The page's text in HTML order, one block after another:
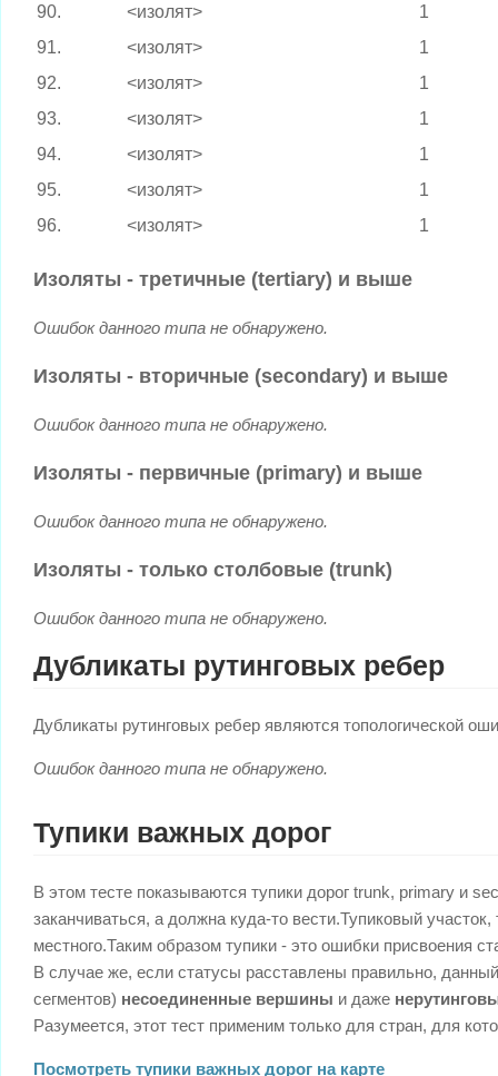
90.
<изолят>
1
91.
<изолят>
1
92.
<изолят>
1
93.
<изолят>
1
94.
<изолят>
1
95.
<изолят>
1
96.
<изолят> 1
Изоляты - третичные (tertiary) и выше
Ошибок данного типа не обнаружено.
Изоляты - вторичные (secondary) и выше
Ошибок данного типа не обнаружено.
Изоляты - первичные (primary) и выше
Ошибок данного типа не обнаружено.
Изоляты - только столбовые (trunk)
Ошибок данного типа не обнаружено.
Дубликаты рутинговых ребер
Дубликаты рутинговых ребер являются топологической
Ошибок данного типа не обнаружено.
Тупики важных дорог
В этом тесте показываются тупики дорог trunk, primary и
заканчиваться, а должна куда-то вести.Тупиковый
местного.Таким образом тупики - это ошибки присвоения
В случае же, если статусы расставлены правильно,
сегментов) несоединенные вершины и даже
Разумеется, этот тест применим только для стран, для
Посмотреть тупики важных дорог на карте